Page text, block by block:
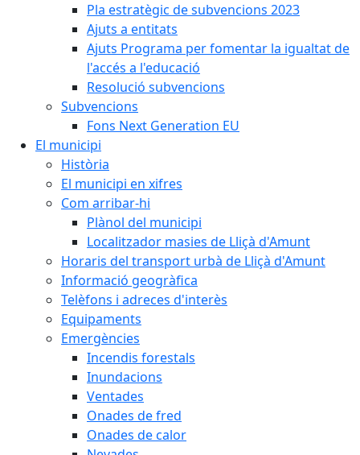
Pla estratègic de subvencions 2023
Ajuts a entitats
Ajuts Programa per fomentar la igualtat de
l'accés a l'educació
Resolució subvencions
Subvencions
Fons Next Generation EU
El municipi
Història
El municipi en xifres
Com arribar-hi
Plànol del municipi
Localitzador masies de Lliçà d'Amunt
Horaris del transport urbà de Lliçà d'Amunt
Informació geogràfica
Telèfons i adreces d'interès
Equipaments
Emergències
Incendis forestals
Inundacions
Ventades
Onades de fred
Onades de calor